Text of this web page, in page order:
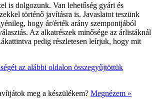
is dolgozunk. Van lehetőség gyári és
történő javításra is. Javaslatot teszünk
hogy ár/érték arány szempontjából
Az alkatrészek minősége az árlistáknál
pedig részletesen leírjuk, hogy mit
az alábbi oldalon összegyűjtöttük
meg a készülékem? Megnézem »